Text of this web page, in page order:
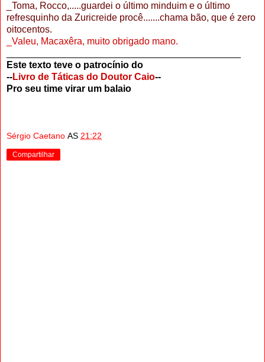
_Toma, Rocco,.....guardei o último minduim e o último
refresquinho da Zuricreide procê.......chama bão, que é zero
oitocentos.
_Valeu, Macaxêra, muito obrigado mano.
Este texto teve o patrocínio do
--Livro de Táticas do Doutor Caio--
Pro seu time virar um balaio
Sérgio Caetano AS 21:22
Compartilhar